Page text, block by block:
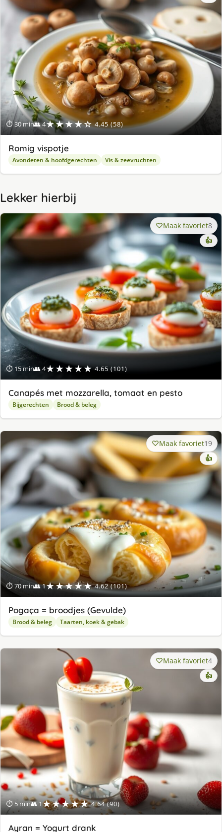
⏱ 30 min👥 4★★★★☆ 4.45 (58)
Romig vispotje
Avondeten & hoofdgerechten Vis & zeevruchten
Lekker hierbij
⏱ 15 min👥 4★★★★★ 4.65 (101)
Maak favoriet8
👍
Canapés met mozzarella, tomaat en pesto
Bijgerechten Brood & beleg
⏱ 70 min👥 1★★★★★ 4.62 (101)
Maak favoriet19
👍
Pogaça = broodjes (Gevulde)
Brood & beleg Taarten, koek & gebak
⏱ 5 min👥 1★★★★★ 4.64 (90)
Maak favoriet4
👍
Ayran = Yogurt drank